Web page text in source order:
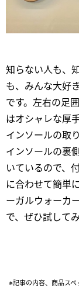
知らない人も、
も、みんな大好
です。左右の足
はオシャレな厚
インソールの取
インソールの裏
いているので、
に合わせて簡単
ーガルウォーカ
で、ぜひ試して
※記事の内容、商品スペ